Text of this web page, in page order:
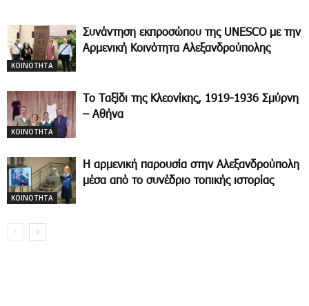
ΚΟΙΝΟΤΗΤΑ
Συνάντηση εκπροσώπου της UNESCO με την
Αρμενική Κοινότητα Αλεξανδρούπολης
ΚΟΙΝΟΤΗΤΑ
Το Ταξίδι της Κλεονίκης, 1919-1936 Σμύρνη
– Αθήνα
ΚΟΙΝΟΤΗΤΑ
Η αρμενική παρουσία στην Αλεξανδρούπολη
μέσα από το συνέδριο τοπικής ιστορίας